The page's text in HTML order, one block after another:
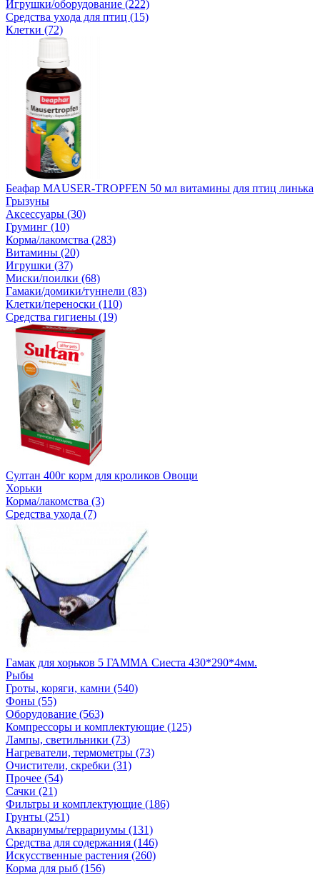
Игрушки/оборудование (222)
Средства ухода для птиц (15)
Клетки (72)
Беафар MAUSER-TROPFEN 50 мл витамины для птиц линька
Грызуны
Аксессуары (30)
Груминг (10)
Корма/лакомства (283)
Витамины (20)
Игрушки (37)
Миски/поилки (68)
Гамаки/домики/туннели (83)
Клетки/переноски (110)
Средства гигиены (19)
Султан 400г корм для кроликов Овощи
Хорьки
Корма/лакомства (3)
Средства ухода (7)
Гамак для хорьков 5 ГАММА Сиеста 430*290*4мм.
Рыбы
Гроты, коряги, камни (540)
Фоны (55)
Оборудование (563)
Компрессоры и комплектующие (125)
Лампы, светильники (73)
Нагреватели, термометры (73)
Очистители, скребки (31)
Прочее (54)
Сачки (21)
Фильтры и комплектующие (186)
Грунты (251)
Аквариумы/террариумы (131)
Средства для содержания (146)
Искусственные растения (260)
Корма для рыб (156)